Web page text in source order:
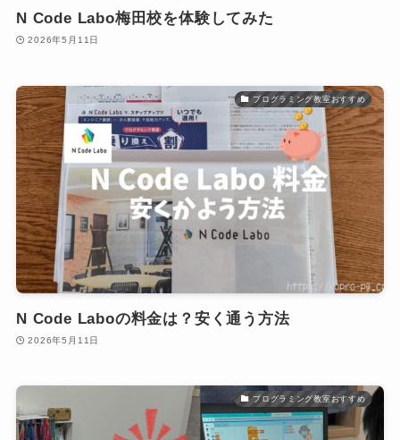
N Code Labo梅田校を体験してみた
2026年5月11日
プログラミング教室おすすめ
N Code Laboの料金は？安く通う方法
2026年5月11日
プログラミング教室おすすめ